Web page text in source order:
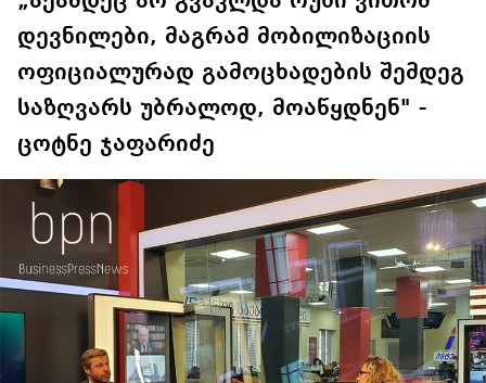
დევნილები, მაგრამ მობილიზაციის
ოფიციალურად გამოცხადების შემდეგ
საზღვარს უბრალოდ, მოაწყდნენ" -
ცოტნე ჯაფარიძე